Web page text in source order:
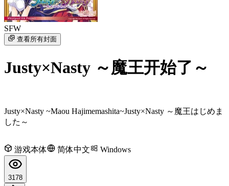
SFW
查看所有封面
Justy×Nasty ～魔王开始了～
Justy×Nasty ~Maou Hajimemashita~Justy×Nasty ～魔王はじめま
した～
游戏本体 简体中文 Windows
3178